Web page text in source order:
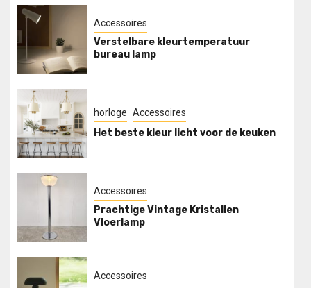
Accessoires
Verstelbare kleurtemperatuur
bureau lamp
horloge Accessoires
Het beste kleur licht voor de keuken
Accessoires
Prachtige Vintage Kristallen
Vloerlamp
Accessoires